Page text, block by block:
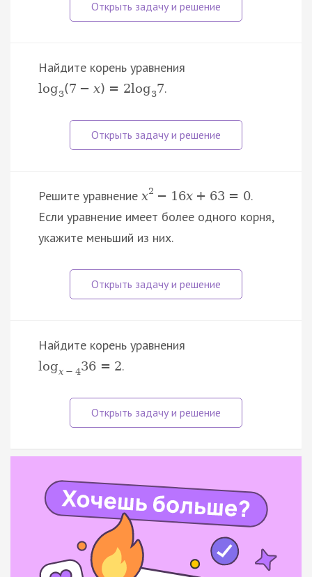
Найдите корень уравнения
log3(7 − x) = 2log37.
Решите уравнение x2 − 16x + 63 = 0.
Если уравнение имеет более одного корня,
укажите меньший из них.
Найдите корень уравнения
logx − 436 = 2.